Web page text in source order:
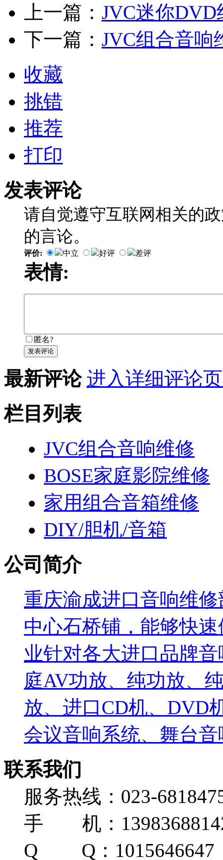
上一篇： JVC迷你
下一篇： JVC组合音响
收藏
挑错
推荐
打印
发表评论
请自觉遵守互联网相关的
的言论。
评价: 中立 好评 差评
表情:
匿名?
发表评论
最新评论 进入详细评论
栏目列表
JVC组合音响维修
BOSE家庭影院维修
家用组合音箱维修
DIY/胆机/音箱
公司简介
重庆渝成进口音响维
中心石桥铺，能够快
业针对各大进口品牌
庭AV功放、纯功放、
放、进口CD机、DVD
会议音响系统、舞台
联系我们
服务热线：023-
手 机：
Q Q：1015646647